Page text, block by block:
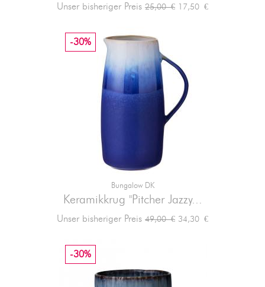
Unser bisheriger Preis Verkaufspreis
25,00 € Preis
17,50 €
Bungalow DK
Keramikkrug "Pitcher Jazzy...
Unser bisheriger Preis Verkaufspreis
49,00 €
-30%
Preis
34,30 €
-30%